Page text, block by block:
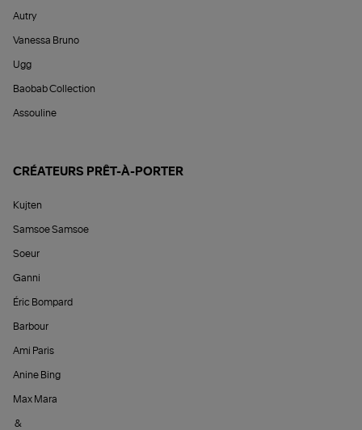
Autry
Vanessa Bruno
Ugg
Baobab Collection
Assouline
CRÉATEURS PRÊT-À-PORTER
Kujten
Samsoe Samsoe
Soeur
Ganni
Éric Bompard
Barbour
Ami Paris
Anine Bing
Max Mara
&